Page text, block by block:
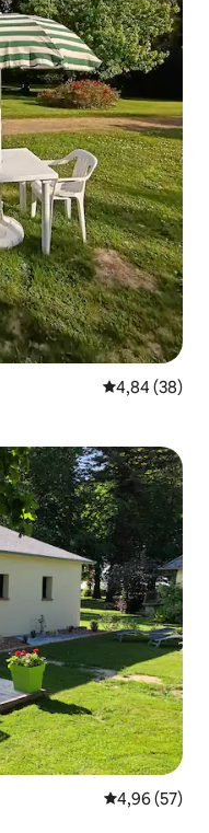
4,84 ud af 5 i
4,84 (38)
4,96 ud af 5 i
4,96 (57)